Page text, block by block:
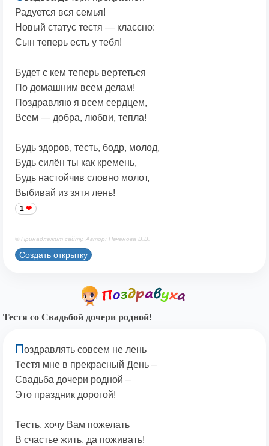
Радуется вся семья!
Новый статус тестя — классно:
Сын теперь есть у тебя!
Будет с кем теперь вертеться
По домашним всем делам!
Поздравляю я всем сердцем,
Всем — добра, любви, тепла!
Будь здоров, тесть, бодр, молод,
Будь силён ты как кремень,
Будь настойчив словно молот,
Выбивай из зятя лень!
1
© Принадлежит сайту. Автор: Печенова В.В.
Создать открытку
Тестя со Свадьбой дочери родной!
Поздравлять совсем не лень
Тестя мне в прекрасный День –
Свадьба дочери родной –
Это праздник дорогой!
Тесть, хочу Вам пожелать
В счастье жить, да поживать!